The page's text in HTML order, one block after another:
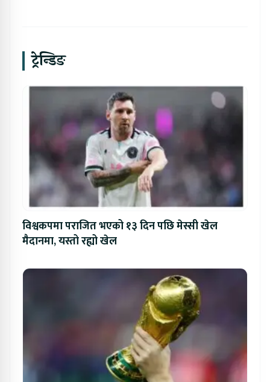
ट्रेन्डिङ
विश्वकपमा पराजित भएको १३ दिन पछि मेस्सी खेल
मैदानमा, यस्तो रह्यो खेल